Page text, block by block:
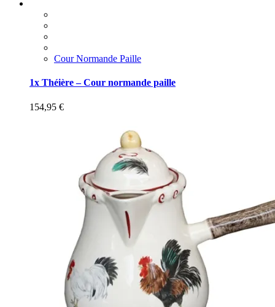
Cour Normande Paille
1x Théière – Cour normande paille
154,95 €